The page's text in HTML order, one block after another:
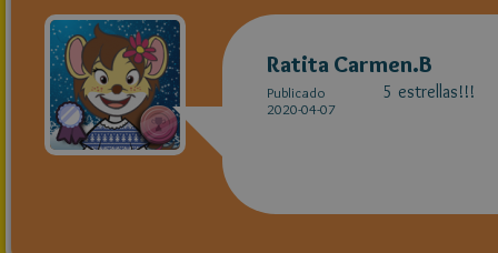
Ratita Carmen.B
Publicado
2020-04-07
5 estrellas!!!